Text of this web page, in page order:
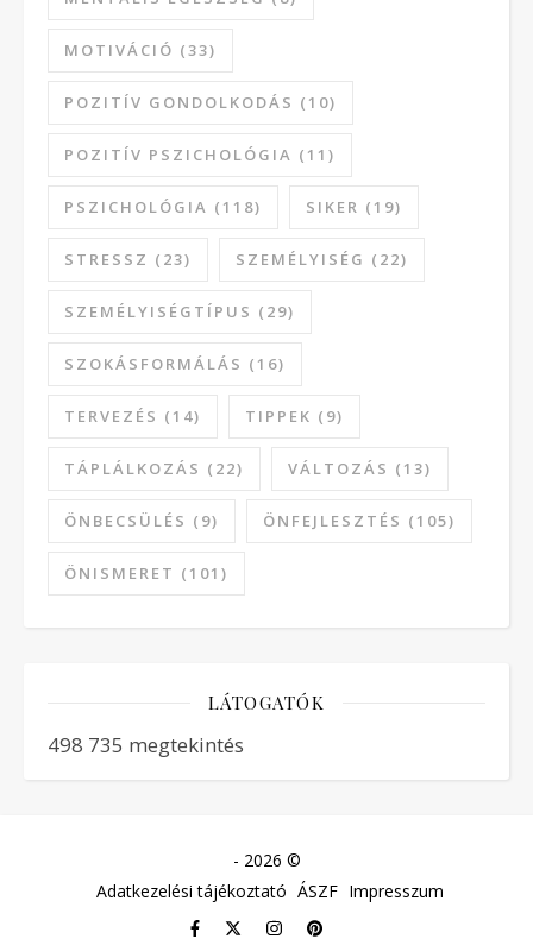
MOTIVÁCIÓ (33)
POZITÍV GONDOLKODÁS (10)
POZITÍV PSZICHOLÓGIA (11)
PSZICHOLÓGIA (118) SIKER (19)
STRESSZ (23) SZEMÉLYISÉG (22)
SZEMÉLYISÉGTÍPUS (29)
SZOKÁSFORMÁLÁS (16)
TERVEZÉS (14) TIPPEK (9)
TÁPLÁLKOZÁS (22) VÁLTOZÁS (13)
ÖNBECSÜLÉS (9) ÖNFEJLESZTÉS (105)
ÖNISMERET (101)
LÁTOGATÓK
498 735 megtekintés
- 2026 ©
Adatkezelési tájékoztató ÁSZF Impresszum